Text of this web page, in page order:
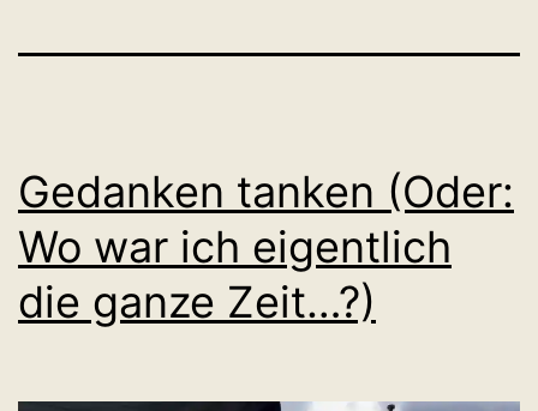
Gedanken tanken (Oder:
Wo war ich eigentlich
die ganze Zeit…?)